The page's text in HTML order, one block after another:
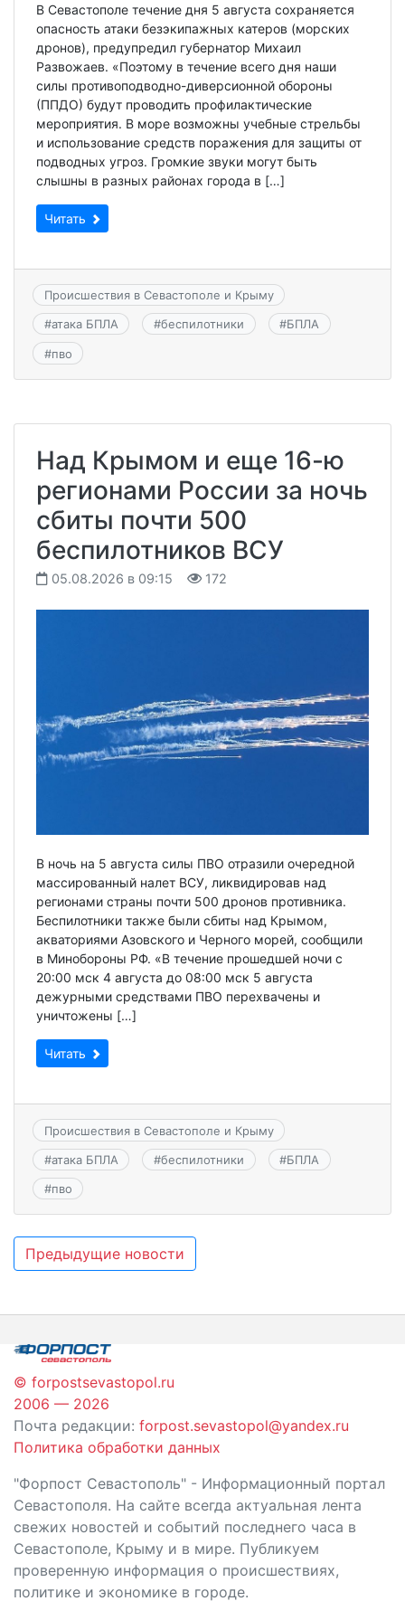
В Севастополе течение дня 5 августа сохраняется
опасность атаки безэкипажных катеров (морских
дронов), предупредил губернатор Михаил
Развожаев. «Поэтому в течение всего дня наши
силы противоподводно-диверсионной обороны
(ППДО) будут проводить профилактические
мероприятия. В море возможны учебные стрельбы
и использование средств поражения для защиты от
подводных угроз. Громкие звуки могут быть
слышны в разных районах города в […]
Читать
Происшествия в Севастополе и Крыму
#атака БПЛА #беспилотники #БПЛА
#пво
Над Крымом и еще 16-ю
регионами России за ночь
сбиты почти 500
беспилотников ВСУ
05.08.2026 в 09:15 172
В ночь на 5 августа силы ПВО отразили очередной
массированный налет ВСУ, ликвидировав над
регионами страны почти 500 дронов противника.
Беспилотники также были сбиты над Крымом,
акваториями Азовского и Черного морей, сообщили
в Минобороны РФ. «В течение прошедшей ночи с
20:00 мск 4 августа до 08:00 мск 5 августа
дежурными средствами ПВО перехвачены и
уничтожены […]
Читать
Происшествия в Севастополе и Крыму
#атака БПЛА #беспилотники #БПЛА
#пво
Навигация
записям
Предыдущие новости
© forpostsevastopol.ru
2006 — 2026
Почта редакции: forpost.sevastopol@yandex.ru
Политика обработки данных
"Форпост Севастополь" - Информационный портал
Севастополя. На сайте всегда актуальная лента
свежих новостей и событий последнего часа в
Севастополе, Крыму и в мире. Публикуем
проверенную информация о происшествиях,
политике и экономике в городе.